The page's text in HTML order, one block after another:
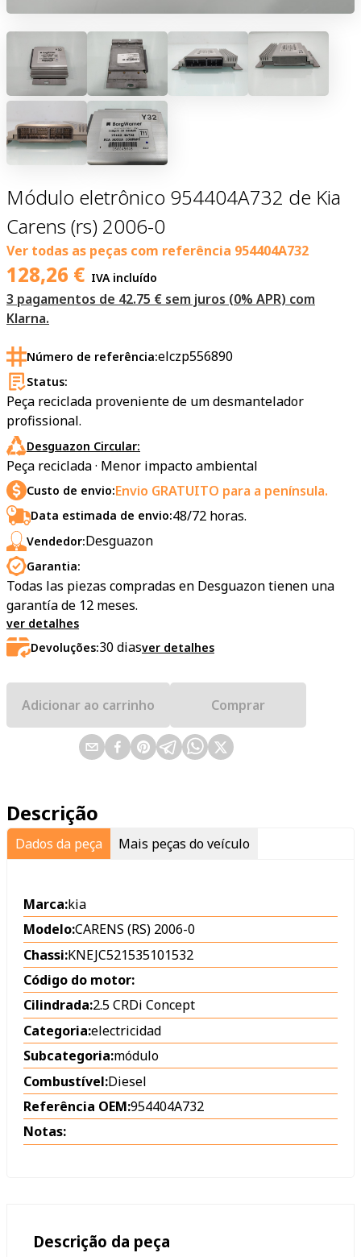
Módulo eletrônico 954404A732 de Kia
Carens (rs) 2006-0
Ver todas as peças com referência 954404A732
128,26 € IVA incluído
3 pagamentos de 42.75 € sem juros (0% APR) com
Klarna.
Número de referência:elczp556890
Status:
Peça reciclada proveniente de um desmantelador
profissional.
Desguazon Circular:
Peça reciclada · Menor impacto ambiental
Custo de envio:Envio GRATUITO para a península.
Data estimada de envio:48/72 horas.
Vendedor:Desguazon
Garantia:
Todas las piezas compradas en Desguazon tienen una
garantía de 12 meses.
ver detalhes
Devoluções:30diasver detalhes
Adicionar ao carrinho Comprar
Descrição
Dados da peça Mais peças do veículo
Marca:kia
Modelo:CARENS (RS) 2006-0
Chassi:KNEJC521535101532
Código do motor:
Cilindrada:2.5 CRDi Concept
Categoria:electricidad
Subcategoria:módulo
Combustível:Diesel
Referência OEM:954404A732
Notas:
Descrição da peça